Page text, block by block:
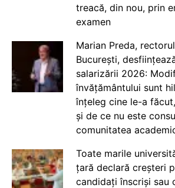
treacă, din nou, prin
examen
Marian Preda,
București,
salarizării 2026:
învățământului sunt
înțeleg cine le-a
și de ce nu este
comunitatea
Toate marile
țară declară creșteri
candidați înscriși sau